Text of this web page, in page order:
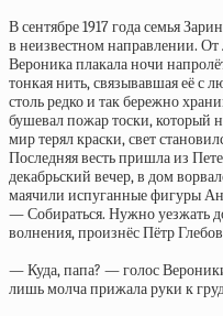
В сентябре 1917 года семья
в неизвестном направлении.
Вероника плакала ночи
тонкая нить, связывавшая её
столь редко и так бережно
бушевал пожар тоски, который
мир терял краски, свет
Последняя весть пришла из
декабрьский вечер, в дом
маячили испуганные фигуры
— Собираться. Нужно уезжать
волнения, произнёс Пётр
— Куда, папа? — голос
лишь молча прижала руки к